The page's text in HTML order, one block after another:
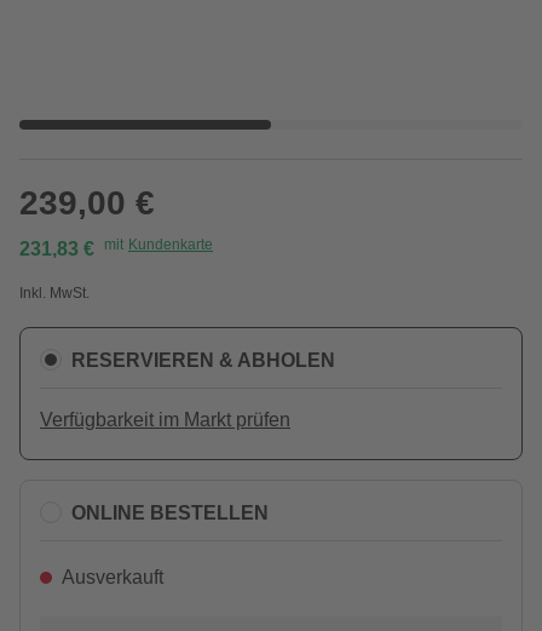
239,00 €
231,83 € mit Kundenkarte
Inkl. MwSt.
RESERVIEREN & ABHOLEN
Verfügbarkeit im Markt prüfen
ONLINE BESTELLEN
Ausverkauft